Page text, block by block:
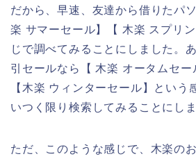
だから、早速、友達から借りたパ
楽 サマーセール】【 木楽 スプリ
じで調べてみることにしました。
引セールなら【 木楽 オータムセー
【木楽 ウィンターセール】という
いつく限り検索してみることにしま
ただ、このような感じで、木楽の